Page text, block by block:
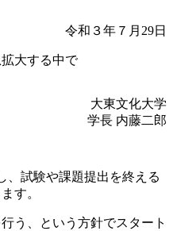
令和３年７月29日
大する中で
大東文化大学
学長 内藤二郎
試験や課題提出を終える
す。
う、という方針でスタート